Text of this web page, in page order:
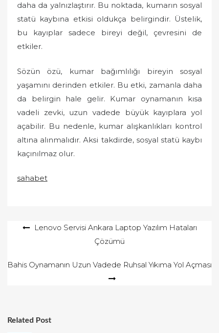
daha da yalnızlaştırır. Bu noktada, kumarın sosyal
statü kaybına etkisi oldukça belirgindir. Üstelik,
bu kayıplar sadece bireyi değil, çevresini de
etkiler.
Sözün özü, kumar bağımlılığı bireyin sosyal
yaşamını derinden etkiler. Bu etki, zamanla daha
da belirgin hale gelir. Kumar oynamanın kısa
vadeli zevki, uzun vadede büyük kayıplara yol
açabilir. Bu nedenle, kumar alışkanlıkları kontrol
altına alınmalıdır. Aksi takdirde, sosyal statü kaybı
kaçınılmaz olur.
sahabet
Yazı
Lenovo Servisi Ankara Laptop Yazılım Hataları
Çözümü
Bahis Oynamanın Uzun Vadede Ruhsal Yıkıma Yol Açması
Related Post